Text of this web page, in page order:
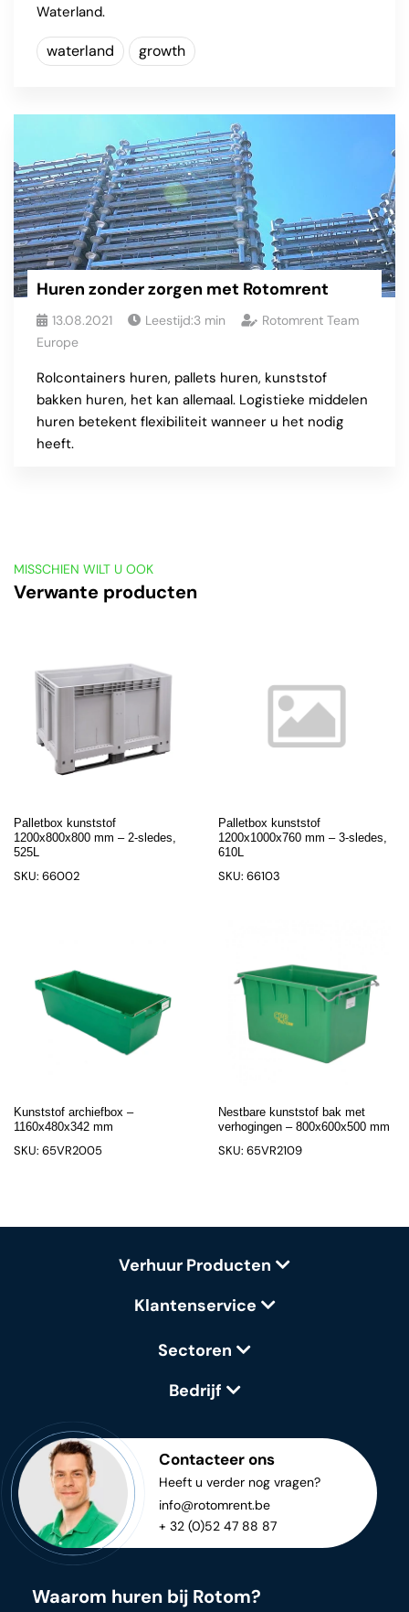
Waterland.
waterland growth
Huren zonder zorgen met Rotomrent
13.08.2021 Leestijd:3 min
Rotomrent Team
Europe
Rolcontainers huren, pallets huren, kunststof
bakken huren, het kan allemaal. Logistieke middelen
huren betekent flexibiliteit wanneer u het nodig
heeft.
MISSCHIEN WILT U OOK
Verwante producten
Palletbox kunststof
1200x800x800 mm – 2-sledes,
525L
SKU: 66002
Palletbox kunststof
1200x1000x760 mm – 3-sledes,
610L
SKU: 66103
Kunststof archiefbox –
1160x480x342 mm
SKU: 65VR2005
Nestbare kunststof bak met
verhogingen – 800x600x500 mm
SKU: 65VR2109
Verhuur Producten
Klantenservice
Sectoren
Bedrijf
Contacteer ons
Heeft u verder nog vragen?
info@rotomrent.be
+ 32 (0)52 47 88 87
Waarom huren bij Rotom?